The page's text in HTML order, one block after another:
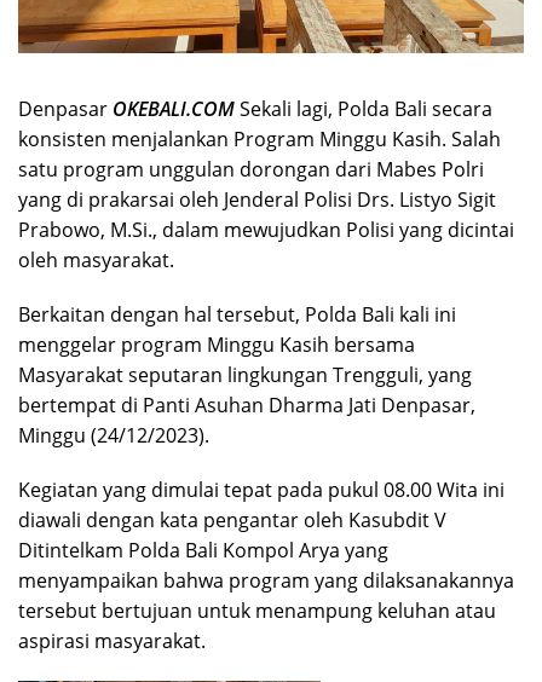
Denpasar OKEBALI.COMSekali lagi, Polda Bali secara
konsisten menjalankan Program Minggu Kasih. Salah
satu program unggulan dorongan dari Mabes Polri
yang di prakarsai oleh Jenderal Polisi Drs. Listyo Sigit
Prabowo, M.Si., dalam mewujudkan Polisi yang dicintai
oleh masyarakat.
Berkaitan dengan hal tersebut, Polda Bali kali ini
menggelar program Minggu Kasih bersama
Masyarakat seputaran lingkungan Trengguli, yang
bertempat di Panti Asuhan Dharma Jati Denpasar,
Minggu (24/12/2023).
Kegiatan yang dimulai tepat pada pukul 08.00 Wita ini
diawali dengan kata pengantar oleh Kasubdit V
Ditintelkam Polda Bali Kompol Arya yang
menyampaikan bahwa program yang dilaksanakannya
tersebut bertujuan untuk menampung keluhan atau
aspirasi masyarakat.